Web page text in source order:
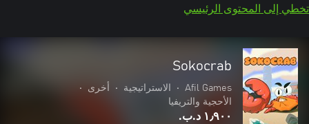
تخطي إلى المحتوى الرئيسي
Sokocrab
Afil Games
• الاستراتيجية • أخرى
•
الأحجية والتريفيا
١٫٩٠٠ د.ب.‏